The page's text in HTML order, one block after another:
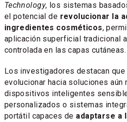
Technology, los sistemas
el potencial de revolucionar la
ingredientes cosméticos,
aplicación superficial tradicional
controlada en las capas cutáneas.
Los investigadores destacan
evolucionar hacia soluciones aún
dispositivos inteligentes
personalizados o sistemas
portátil capaces de adaptarse a